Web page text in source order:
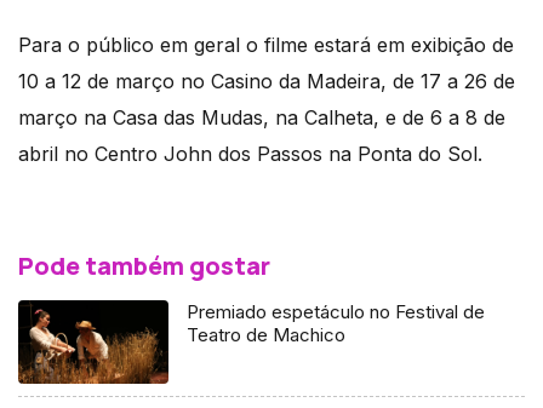
Para o público em geral o filme estará em exibição de
10 a 12 de março no Casino da Madeira, de 17 a 26 de
março na Casa das Mudas, na Calheta, e de 6 a 8 de
abril no Centro John dos Passos na Ponta do Sol.
Pode também gostar
Premiado espetáculo no Festival de
Teatro de Machico